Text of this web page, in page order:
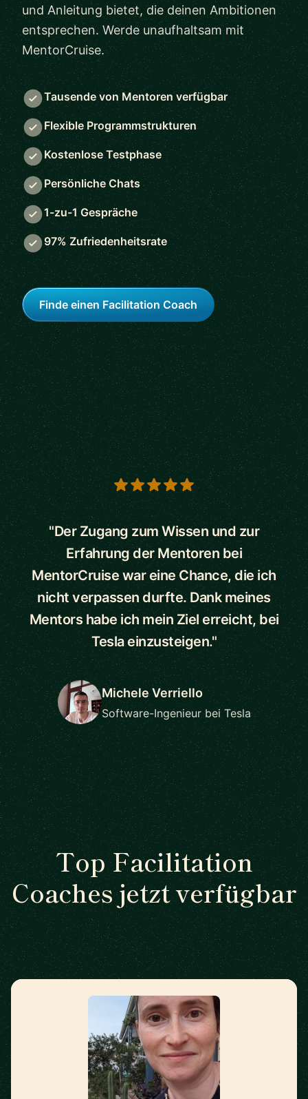
und Anleitung bietet, die deinen Ambitionen
entsprechen. Werde unaufhaltsam mit
MentorCruise.
Tausende von Mentoren verfügbar
Flexible Programmstrukturen
Kostenlose Testphase
Persönliche Chats
1-zu-1 Gespräche
97% Zufriedenheitsrate
Finde einen Facilitation Coach
5 out of 5 stars
"Der Zugang zum Wissen und zur
Erfahrung der Mentoren bei
MentorCruise war eine Chance, die ich
nicht verpassen durfte. Dank meines
Mentors habe ich mein Ziel erreicht, bei
Tesla einzusteigen."
Michele Verriello
Software-Ingenieur bei Tesla
Top Facilitation
Coaches jetzt verfügbar